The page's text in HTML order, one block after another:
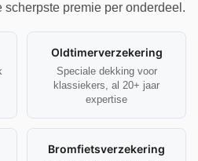
scherpste premie per onderdeel.
Oldtimerverzekering
Speciale dekking voor
klassiekers, al 20+ jaar
expertise
Bromfietsverzekering